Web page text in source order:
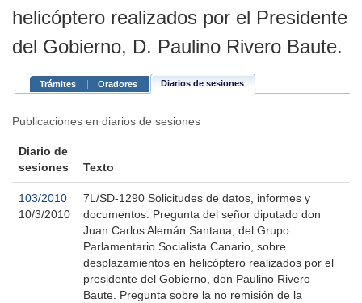
helicóptero realizados por el Presidente
del Gobierno, D. Paulino Rivero Baute.
Trámites Oradores Diarios de sesiones
Publicaciones en diarios de sesiones
Diario de
sesiones
Texto
103/2010
10/3/2010
7L/SD-1290 Solicitudes de datos, informes y
documentos. Pregunta del señor diputado don
Juan Carlos Alemán Santana, del Grupo
Parlamentario Socialista Canario, sobre
desplazamientos en helicóptero realizados por el
presidente del Gobierno, don Paulino Rivero
Baute. Pregunta sobre la no remisión de la